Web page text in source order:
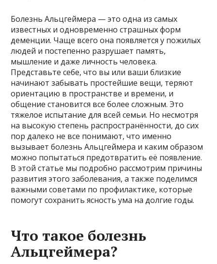
Болезнь Альцгеймера — это одна из самых
известных и одновременно страшных форм
деменции. Чаще всего она появляется у пожилых
людей и постепенно разрушает память,
мышление и даже личность человека.
Представьте себе, что вы или ваши близкие
начинают забывать простейшие вещи, теряют
ориентацию в пространстве и времени, и
общение становится все более сложным. Это
тяжелое испытание для всей семьи. Но несмотря
на высокую степень распространённости, до сих
пор далеко не все понимают, что именно
вызывает болезнь Альцгеймера и каким образом
можно попытаться предотвратить её появление.
В этой статье мы подробно рассмотрим причины
развития этого заболевания, а также поделимся
важными советами по профилактике, которые
помогут сохранить ясность ума на долгие годы.
Что такое болезнь
Альцгеймера?